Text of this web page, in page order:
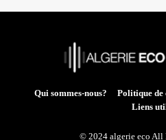
Qui sommes-nous? Politique
Liens
© 2024 algerie eco All